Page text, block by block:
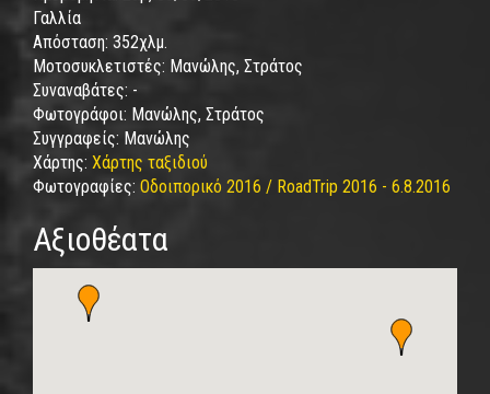
Γαλλία
Απόσταση: 352χλμ.
Μοτοσυκλετιστές: Μανώλης, Στράτος
Συναναβάτες: -
Φωτογράφοι: Μανώλης, Στράτος
Συγγραφείς: Μανώλης
Χάρτης: Χάρτης ταξιδιού
Φωτογραφίες: Οδοιπορικό 2016 / RoadTrip 2016 - 6.8.2016
Αξιοθέατα